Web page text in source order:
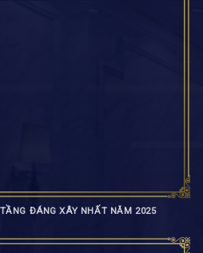
ĐÁNG XÂY NHẤT NĂM 2025